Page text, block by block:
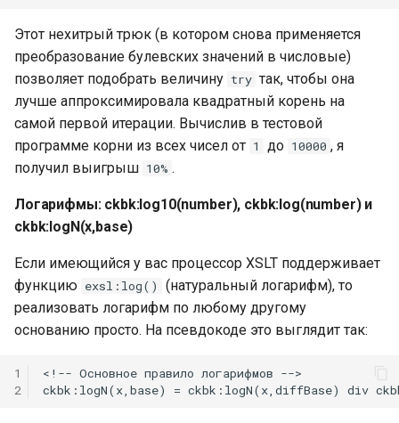
Этот нехитрый трюк (в котором снова применяется
преобразование булевских значений в числовые)
позволяет подобрать величину try так, чтобы она
лучше аппроксимировала квадратный корень на
самой первой итерации. Вычислив в тестовой
программе корни из всех чисел от 1 до 10000 , я
получил выигрыш 10% .
Логарифмы: ckbk:log10(number), ckbk:log(number) и
ckbk:logN(x,base)
Если имеющийся у вас процессор XSLT поддерживает
функцию exsl:log()
(натуральный логарифм), то
реализовать логарифм по любому другому
основанию просто. На псевдокоде это выглядит так:
1
2
<!-- Основное правило логарифмов -->